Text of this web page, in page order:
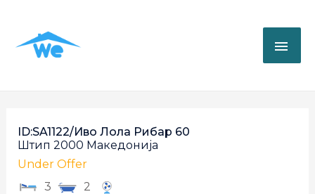
ID:SA1122/Иво Лола Рибар 60
Штип 2000 Македонија
Under Offer
3
2